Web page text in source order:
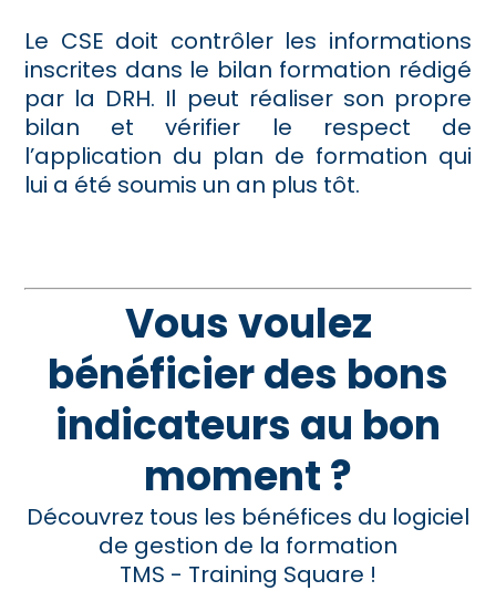
Le CSE doit contrôler les informations
inscrites dans le bilan formation rédigé
par la DRH. Il peut réaliser son propre
bilan et vérifier le respect de
l’application du plan de formation qui
lui a été soumis un an plus tôt.
Vous voulez
bénéficier des bons
indicateurs au bon
moment?
Découvrez tous les bénéfices du logiciel
de gestion de la formation
TMS - Training Square !